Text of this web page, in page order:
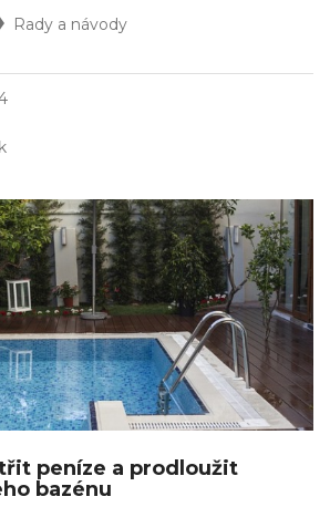
Rady a návody
peníze a prodloužit
bazénu